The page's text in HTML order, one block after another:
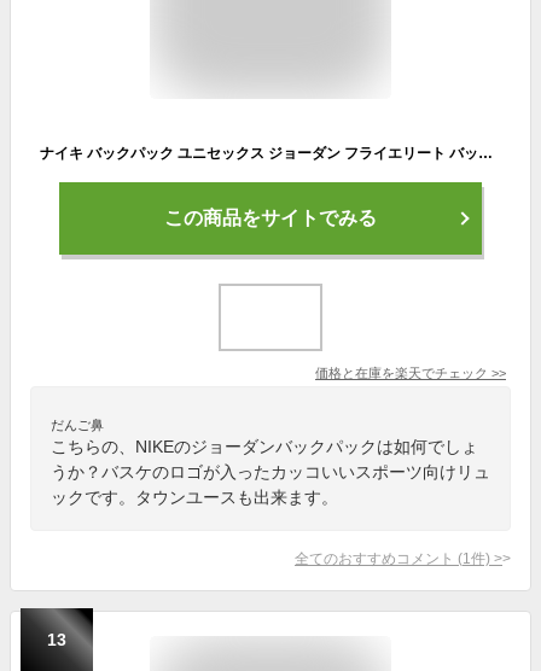
ナイキ バックパック ユニセックス ジョーダン フライエリート バットパック NIKE JD1107 野球 ベースボール バックパック リュック バッグ 一般 大人 野球用品 スポーツ 部活 運動 野球用バッグ 野球用バックパック 野球用リュック 快適|slz|
この商品をサイトでみる
価格と在庫を楽天でチェック >>
だんご鼻
こちらの、NIKEのジョーダンバックパックは如何でしょ
うか？バスケのロゴが入ったカッコいいスポーツ向けリュ
ックです。タウンユースも出来ます。
全てのおすすめコメント (1 件) >
13